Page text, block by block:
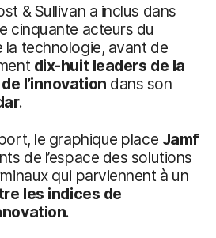
& Sullivan a inclus dans
cinquante acteurs du
la technologie, avant de
dix-huit leaders de la
l’innovation dans son
.
le graphique place Jamf
de l’espace des solutions
qui parviennent à un
les indices de
.